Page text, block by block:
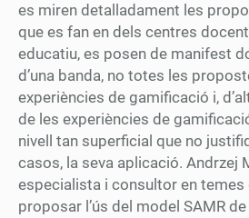
es miren detalladament les
que es fan en dels centres
educatiu, es posen de manifest
d’una banda, no totes les
experiències de gamificació i,
de les experiències de
nivell tan superficial que no
casos, la seva aplicació. Andrzej
especialista i consultor en temes
proposar l’ús del model SAMR